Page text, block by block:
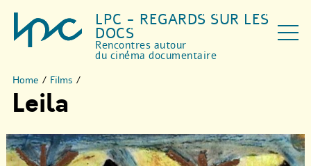
LPC - REGARDS SUR LES
DOCS
Rencontres autour
du cinéma documentaire
Home / Films /
Leila